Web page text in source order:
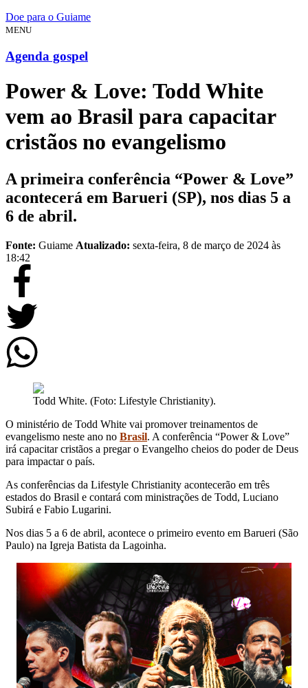
Doe para o Guiame
MENU
Agenda gospel
Power & Love: Todd White
vem ao Brasil para capacitar
cristãos no evangelismo
A primeira conferência “Power & Love”
acontecerá em Barueri (SP), nos dias 5 a
6 de abril.
Fonte: Guiame Atualizado: sexta-feira, 8 de março de 2024 às
18:42
Todd White. (Foto: Lifestyle Christianity).
O ministério de Todd White vai promover treinamentos de
evangelismo neste ano no Brasil. A conferência “Power & Love”
irá capacitar cristãos a pregar o Evangelho cheios do poder de Deus
para impactar o país.
As conferências da Lifestyle Christianity acontecerão em três
estados do Brasil e contará com ministrações de Todd, Luciano
Subirá e Fabio Lugarini.
Nos dias 5 a 6 de abril, acontece o primeiro evento em Barueri (São
Paulo) na Igreja Batista da Lagoinha.